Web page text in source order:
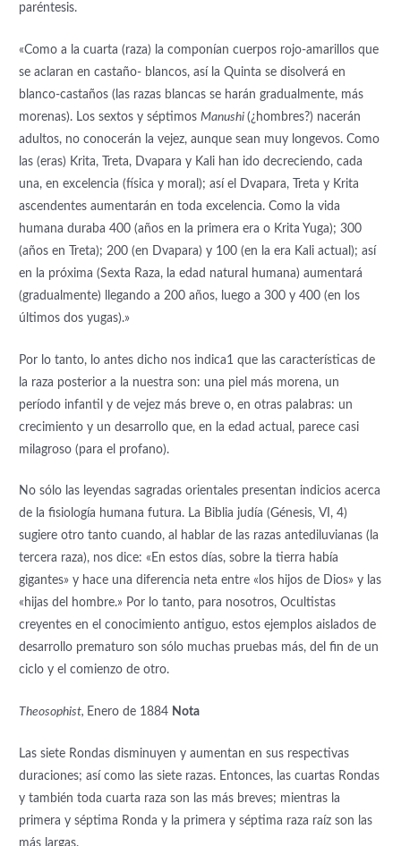
paréntesis.
«Como a la cuarta (raza) la componían cuerpos rojo-amarillos que
se aclaran en castaño- blancos, así la Quinta se disolverá en
blanco-castaños (las razas blancas se harán gradualmente, más
morenas). Los sextos y séptimosManushi(¿hombres?) nacerán
adultos, no conocerán la vejez, aunque sean muy longevos. Como
las (eras) Krita, Treta, Dvapara y Kali han ido decreciendo, cada
una, en excelencia (física y moral); así el Dvapara, Treta y Krita
ascendentes aumentarán en toda excelencia. Como la vida
humana duraba 400 (años en la primera era o Krita Yuga); 300
(años en Treta); 200 (en Dvapara) y 100 (en la era Kali actual); así
en la próxima (Sexta Raza, la edad natural humana) aumentará
(gradualmente) llegando a 200 años, luego a 300 y 400 (en los
últimos dos yugas).»
Por lo tanto, lo antes dicho nos indica1 que las características de
la raza posterior a la nuestra son: una piel más morena, un
período infantil y de vejez más breve o, en otras palabras: un
crecimiento y un desarrollo que, en la edad actual, parece casi
milagroso (para el profano).
No sólo las leyendas sagradas orientales presentan indicios acerca
de la fisiología humana futura. La Biblia judía (Génesis, VI, 4)
sugiere otro tanto cuando, al hablar de las razas antediluvianas (la
tercera raza), nos dice: «En estos días, sobre la tierra había
gigantes» y hace una diferencia neta entre «los hijos de Dios» y las
«hijas del hombre.» Por lo tanto, para nosotros, Ocultistas
creyentes en el conocimiento antiguo, estos ejemplos aislados de
desarrollo prematuro son sólo muchas pruebas más, del fin de un
ciclo y el comienzo de otro.
Theosophist, Enero de 1884 Nota
Las siete Rondas disminuyen y aumentan en sus respectivas
duraciones; así como las siete razas. Entonces, las cuartas Rondas
y también toda cuarta raza son las más breves; mientras la
primera y séptima Ronda y la primera y séptima raza raíz son las
más largas.